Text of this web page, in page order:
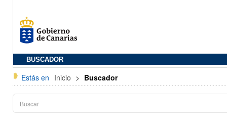
BUSCADOR
Estás en Inicio > Buscador